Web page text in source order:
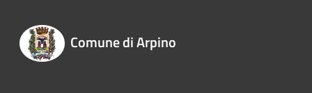
Comune di Arpino